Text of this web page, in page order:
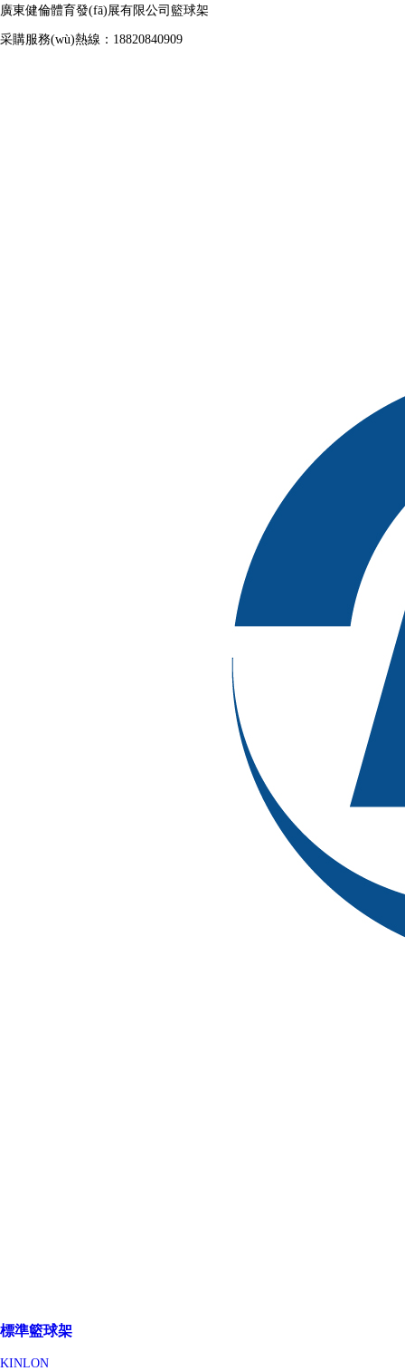
廣東健倫體育發(fā)展有限公司籃球架
采購服務(wù)熱線：18820840909
標準籃球架
KINLON